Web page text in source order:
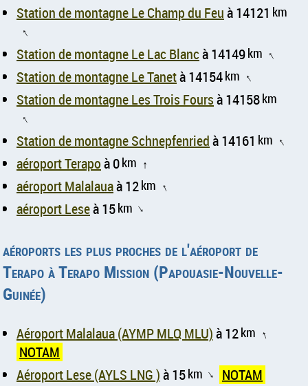
Station de montagne Le Champ du Feuà 14121 km
↑
Station de montagne Le Lac Blancà 14149km ↑
Station de montagne Le Tanetà 14154km ↑
Station de montagne Les Trois Foursà 14158km
↑
Station de montagne Schnepfenriedà 14161 km ↑
aéroport Terapoà 0km ↑
aéroport Malalauaà 12km ↑
aéroport Leseà 15km ↑
aéroports les plus proches de l'aéroport de
Terapo à Terapo Mission (Papouasie-Nouvelle-
Guinée)
Aéroport Malalaua (AYMP MLQ MLU)à 12km ↑
NOTAM
Aéroport Lese (AYLS LNG )à 15km ↑
NOTAM